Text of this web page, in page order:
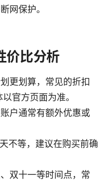
网保护。
价比分析
更划算，常见的折扣
官方页面为准。
户通常有额外优惠或
不等，建议在购买前确
双十一等时间点，常